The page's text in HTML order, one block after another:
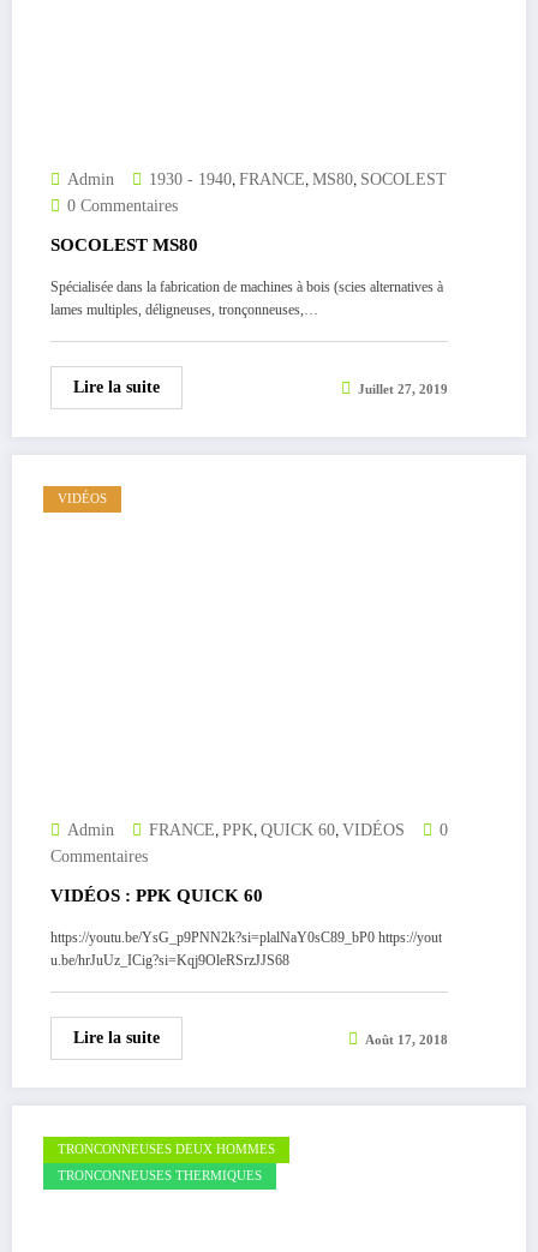
Admin 1930 - 1940, FRANCE, MS80, SOCOLEST
0 Commentaires
SOCOLEST MS80
Spécialisée dans la fabrication de machines à bois (scies alternatives à
lames multiples, déligneuses, tronçonneuses,…
Lire la suite Juillet 27, 2019
VIDÉOS
Admin FRANCE, PPK, QUICK 60, VIDÉOS
0
Commentaires
VIDÉOS : PPK QUICK 60
https://youtu.be/YsG_p9PNN2k?si=plalNaY0sC89_bP0 https://yout
u.be/hrJuUz_ICig?si=Kqj9OleRSrzJJS68
Lire la suite Août 17, 2018
TRONCONNEUSES DEUX HOMMES
TRONCONNEUSES THERMIQUES